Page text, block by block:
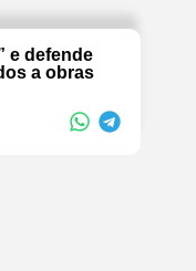
e defende
a obras